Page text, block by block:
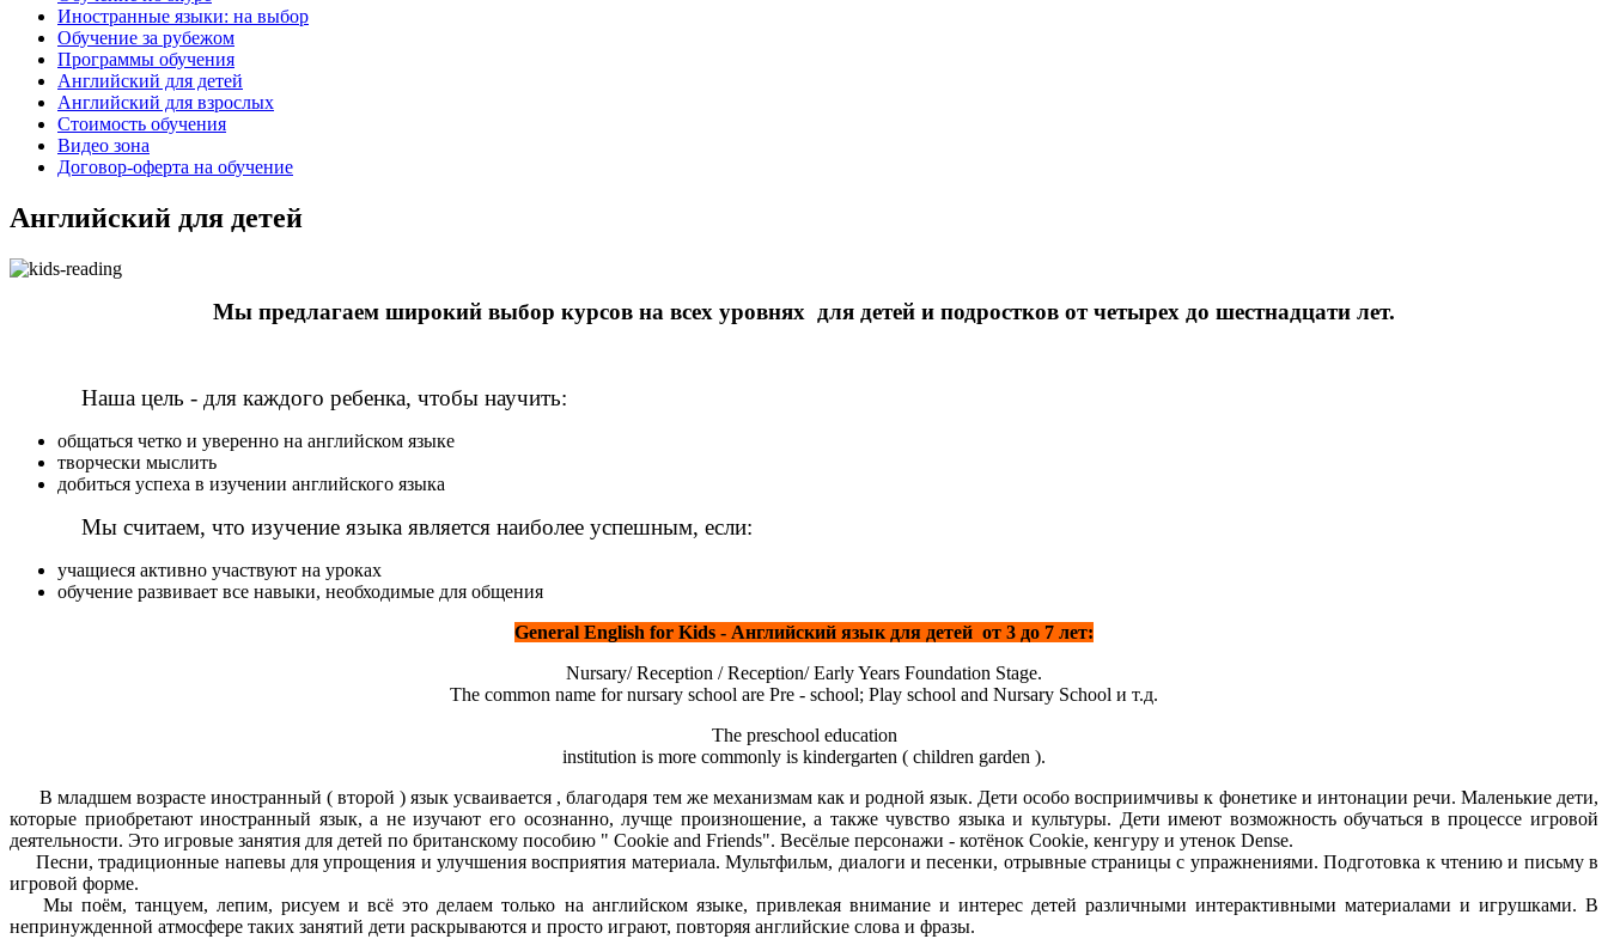
Иностранные языки: на выбор
Обучение за рубежом
Программы обучения
Английский для детей
Английский для взрослых
Стоимость обучения
Видео зона
Договор-оферта на обучение
Английский для детей
Мы предлагаем широкий выбор курсов на всех уровнях для детей и подростков от четырех до шестнадцати лет.
Наша цель - для каждого ребенка, чтобы научить:
общаться четко и уверенно на английском языке
творчески мыслить
добиться успеха в изучении английского языка
Мы считаем, что изучение языка является наиболее успешным, если:
учащиеся активно участвуют на уроках
обучение развивает все навыки, необходимые для общения
General English for Kids - Английский язык для детей от 3 до 7 лет:
Nursary/ Reception / Reception/ Early Years Foundation Stage.
The common name for nursary school are Pre - school; Play school and Nursary School и т.д.
The preschool education
institution is more commonly is kindergarten ( children garden ).
В младшем возрасте иностранный ( второй ) язык усваивается , благодаря тем же механизмам как и родной язык. Дети особо восприимчивы к фонетике и интонации речи. Маленькие дети,
которые приобретают иностранный язык, а не изучают его осознанно, лучще произношение, а также чувство языка и культуры. Дети имеют возможность обучаться в процессе игровой
деятельности. Это игровые занятия для детей по британскому пособию " Cookie and Friends". Весёлые персонажи - котёнок Cookie, кенгуру и утенок Dense.
Песни, традиционные напевы для упрощения и улучшения восприятия материала. Мультфильм, диалоги и песенки, отрывные страницы с упражнениями. Подготовка к чтению и письму в
игровой форме.
Мы поём, танцуем, лепим, рисуем и всё это делаем только на английском языке, привлекая внимание и интерес детей различными интерактивными материалами и игрушками. В
непринужденной атмосфере таких занятий дети раскрываются и просто играют, повторяя английские слова и фразы.